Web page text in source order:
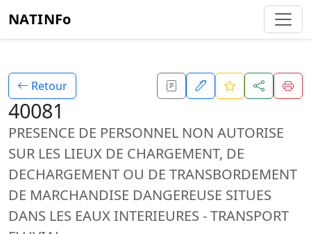
NATINFo
Retour
40081
PRESENCE DE PERSONNEL NON AUTORISE
SUR LES LIEUX DE CHARGEMENT, DE
DECHARGEMENT OU DE TRANSBORDEMENT
DE MARCHANDISE DANGEREUSE SITUES
DANS LES EAUX INTERIEURES - TRANSPORT